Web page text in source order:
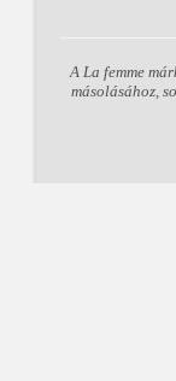
A La femme
másolásához,